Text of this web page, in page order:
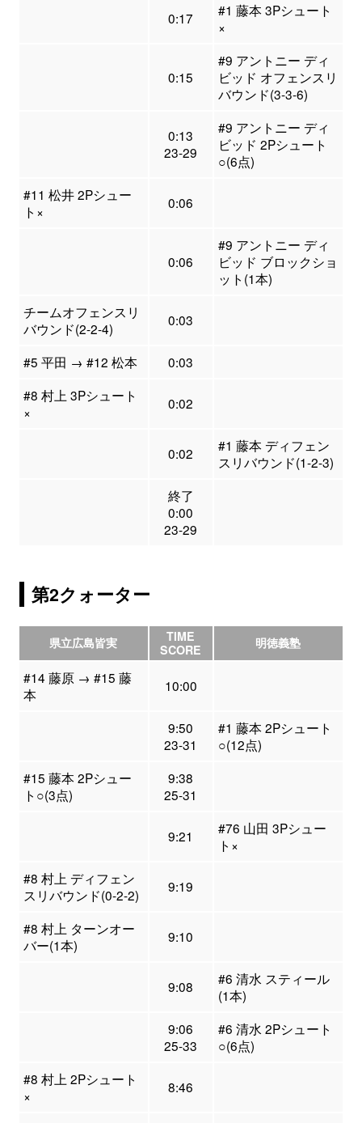
0:17
#1 藤本 3Pシュート
×
0:15
#9 アントニー ディ
ビッド オフェンスリ
バウンド(3-3-6)
0:13
23-29
#9 アントニー ディ
ビッド 2Pシュート
○(6点)
#11 松井 2Pシュー
ト×
0:06
0:06
#9 アントニー ディ
ビッド ブロックショ
ット(1本)
チームオフェンスリ
バウンド(2-2-4)
0:03
#5 平田 → #12 松本
0:03
#8 村上 3Pシュート
×
0:02
0:02
#1 藤本 ディフェン
スリバウンド(1-2-3)
終了
0:00
23-29
第2クォーター
県立広島皆実
TIME
SCORE
明徳義塾
#14 藤原 → #15 藤
本
10:00
9:50
23-31
#1 藤本 2Pシュート
○(12点)
#15 藤本 2Pシュー
ト○(3点)
9:38
25-31
9:21
#76 山田 3Pシュー
ト×
#8 村上 ディフェン
スリバウンド(0-2-2)
9:19
#8 村上 ターンオー
バー(1本)
9:10
9:08
#6 清水 スティール
(1本)
9:06
25-33
#6 清水 2Pシュート
○(6点)
#8 村上 2Pシュート
×
8:46